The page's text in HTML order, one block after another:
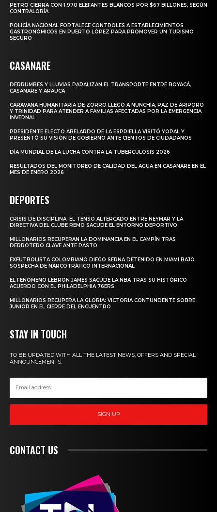
PETRO CIERRA CON 1.970 ELEFANTES BLANCOS POR $67 BILLONES, SEGÚN
CONTRALORÍA
POLICÍA NACIONAL FORTALECE CONTROLES A ESTABLECIMIENTOS
GASTRONÓMICOS EN PUERTO LÓPEZ PARA PROMOVER UN TURISMO
SEGURO
CASANARE
DERRUMBES Y LLUVIAS PARALIZAN EL TRANSPORTE ENTRE BOYACÁ,
CASANARE Y ARAUCA
CARAVANA HUMANITARIA DE ZORRO LLEGÓ A NUNCHÍA, PAZ DE ARIPORO
Y TRINIDAD PARA ATENDER A FAMILIAS AFECTADAS POR LA EMERGENCIA
INVERNAL
PRESIDENTE ELECTO ABELARDO DE LA ESPRIELLA VISITÓ YOPAL Y
PRESENTÓ SU VISIÓN DE GOBIERNO ANTE CIENTOS DE CIUDADANOS
DÍA MUNDIAL DE LA LUCHA CONTRA LA TUBERCULOSIS 2026
RESULTADOS DEL MONITOREO DE CALIDAD DEL AGUA EN CASANARE EN EL
MES DE ENERO 2026
DEPORTES
CRISIS DE DISCIPLINA: EL TENSO ALTERCADO ENTRE NEYMAR Y LA
DIRECTIVA DEL CLUBE REMO SACUDE EL ENTORNO DEPORTIVO
MILLONARIOS RECUPERAN LA DOMINANCIA EN EL CAMPÍN TRAS
DERROTERO CLAVE ANTE PASTO
EXFUTBOLISTA COLOMBIANO DIEGO SERNA DETENIDO EN MIAMI BAJO
SOSPECHA DE NARCOTRÁFICO INTERNACIONAL
EL FENÓMENO LEBRON JAMES SACUDE LA NBA TRAS SU HISTÓRICO
ACUERDO CON EL PHILADELPHIA 76ERS
MILLONARIOS RECUPERA LA GLORIA: VICTORIA CONTUNDENTE SOBRE
JUNIOR EN EL CIERRE DEL ENCUENTRO
STAY IN TOUCH
TO BE UPDATED WITH ALL THE LATEST NEWS, OFFERS AND SPECIAL
ANNOUNCEMENTS.
SIGN UP
CONTACT US